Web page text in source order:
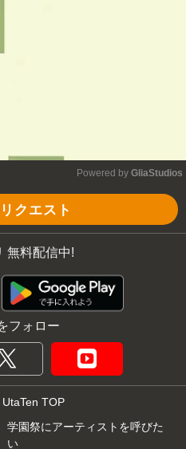
Powered by GliaStudios
クエスト
無料配信中!
フォロー
UtaTen TOP
学園祭にアーティストを呼びた
い